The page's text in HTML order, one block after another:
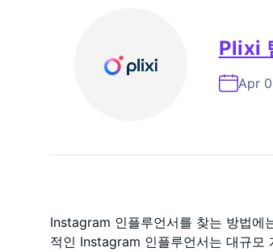
Plixi
Apr
Instagram 인플루언서를 찾는 방법에
적인 Instagram 인플루언서는 대규모